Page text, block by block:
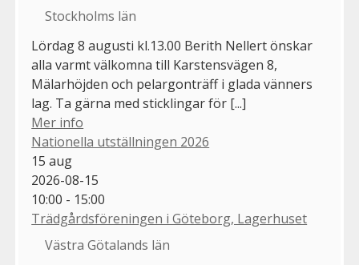
Stockholms län
Lördag 8 augusti kl.13.00 Berith Nellert önskar
alla varmt välkomna till Karstensvägen 8,
Mälarhöjden och pelargonträff i glada vänners
lag. Ta gärna med sticklingar för [...]
Mer info
Nationella utställningen 2026
15 aug
2026-08-15
10:00 - 15:00
Trädgårdsföreningen i Göteborg, Lagerhuset
Västra Götalands län